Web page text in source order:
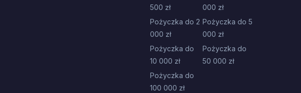
500 zł
000 zł
Pożyczka do 2
000 zł
Pożyczka do 5
000 zł
Pożyczka do
10 000 zł
Pożyczka do
50 000 zł
Pożyczka do
100 000 zł